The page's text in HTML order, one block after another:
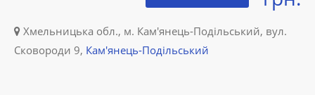
Хмельницька обл., м. Кам'янець-Подільський, вул.
Сковороди 9, Кам'янець-Подільський